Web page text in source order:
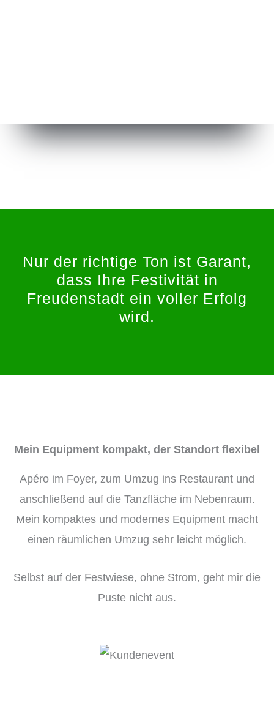
Nur der richtige Ton ist Garant,
dass Ihre Festivität in
Freudenstadt ein voller Erfolg
wird.
Mein Equipment kompakt, der Standort flexibel
Apéro im Foyer, zum Umzug ins Restaurant und
anschließend auf die Tanzfläche im Nebenraum.
Mein kompaktes und modernes Equipment macht
einen räumlichen Umzug sehr leicht möglich.
Selbst auf der Festwiese, ohne Strom, geht mir die
Puste nicht aus.